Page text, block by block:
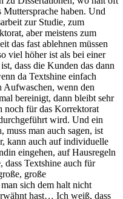
haben. Und
zur Studie, zum
aber meistens zum
das fast ablehnen müssen
viel höher ist als bei einer
dass die Kunden das dann
da Textshine einfach
Aufwaschen, wenn den
bereinigt, dann bleibt sehr
noch für das Korrektorat
wird. Und ein
man auch sagen, ist
kann auch auf individuelle
eingehen, auf Hausregeln
dass Textshine auch für
große
sich dem halt nicht
hast… Ich weiß, dass